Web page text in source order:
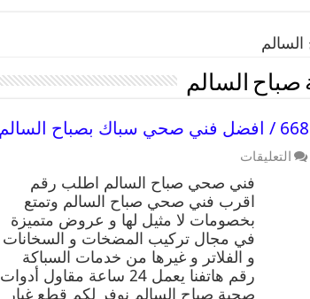
السالم
التعليقات
فني صحي صباح السالم اطلب رقم
اقرب فني صحي صباح السالم وتمتع
بخصومات لا مثيل لها و عروض متميزة
في مجال تركيب المضخات و السخانات
و الفلاتر و غيرها من خدمات السباكة
رقم هاتفنا يعمل 24 ساعة مقاول أدوات
صحية صباح السالم نوفر لكم قطع غيار